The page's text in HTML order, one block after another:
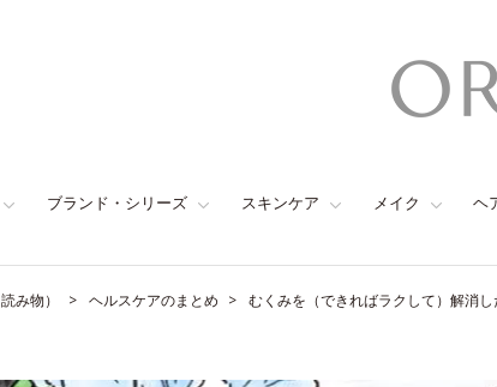
ブランド・シリーズ スキンケア メイク ヘ
み物） ヘルスケアのまとめ むくみを（できればラクして）解消